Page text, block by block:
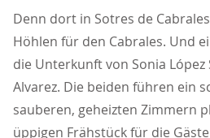
Denn dort in Sotres de
Höhlen für den Cabrales. Und
die Unterkunft von Sonia López
Alvarez. Die beiden führen ein
sauberen, geheizten Zimmern
üppigen Frähstück für die